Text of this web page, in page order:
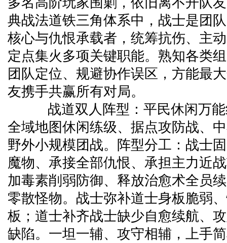
典战法道铁三角体系中，战士是团
核心与仇恨承载者，统筹抗伤、主
定点集火多项关键职能。熟知各类
团队定位、规避协作误区，方能最
友携手共赢所有对局。
战道双人阵型：平民休闲万能
全域地图休闲练级、据点攻防战、
野外小规模团战。阵型分工：战士
魔物、承接全部仇恨、承担主力近
加毒素削弱防御、释放治愈术全员
零散怪物。战士弥补道士身板脆弱
板；道士补齐战士缺少自愈续航、
缺陷。一坦一辅、攻守相辅，上手